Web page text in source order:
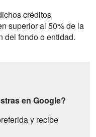
créditos
superior al 50% de la
del fondo o entidad.
en Google?
y recibe